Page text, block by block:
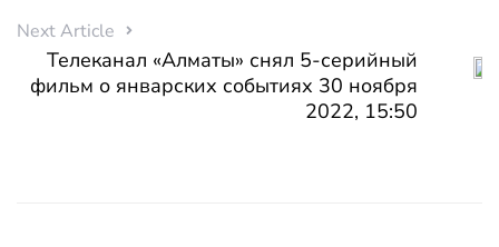
Next Article
Телеканал «Алматы» снял 5-серийный
фильм о январских событиях 30 ноября
2022, 15:50